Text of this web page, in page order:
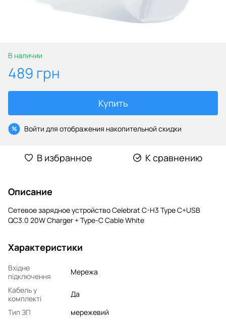
В наличии
489 грн
Купить
% Войти для отображения накопительной скидки
В избранное К сравнению
Описание
Сетевое зарядное устройство Celebrat C-H3 Type C+USB
QC3.0 20W Charger + Type-C Cable White
Характеристики
Вхідне
підключення
Мережа
Кабель у
комплекті
Да
Тип ЗП
мережевий